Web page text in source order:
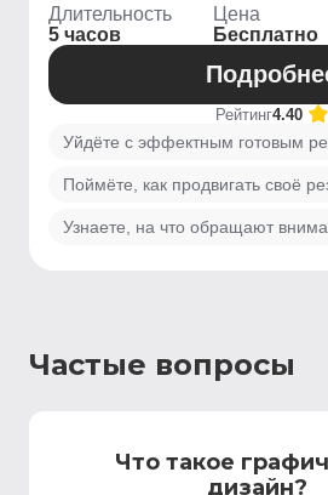
Длительность
5 часов
Цена
Бесплатно
Рейтинг4.40
Уйдёте с эффектным готовым
Поймёте, как продвигать своё
Узнаете, на что обращают
Частые вопросы
Что такое
дизайн?